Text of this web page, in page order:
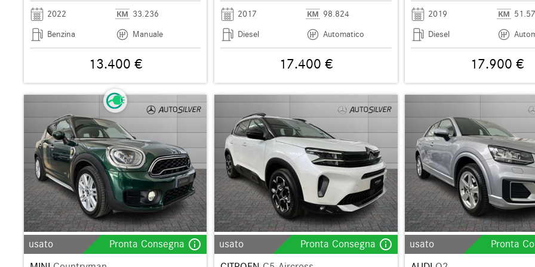
2022
33.236
Benzina
Manuale
13.400 €
2017
98.824
Diesel
Automatico
17.400 €
2019
Diesel
17.900 €
usato Pronta Consegna info_outline usato Pronta Consegna info_outline usato Pronta